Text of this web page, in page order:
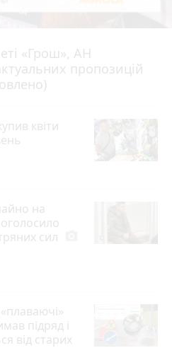
«Грош», АН
пропозицій
квіти
на
сил
підряд і
від старих